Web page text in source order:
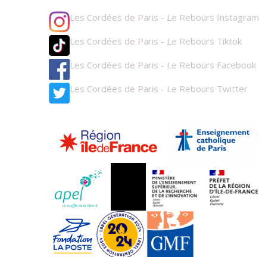
Les Cordées de Paris - Le Rebours Instagram
Les Cordées de Paris - Le Rebours Tiktok
Les Cordées de Paris - Le Rebours Facebook
Les Cordées de Paris - Le Rebours Twitter